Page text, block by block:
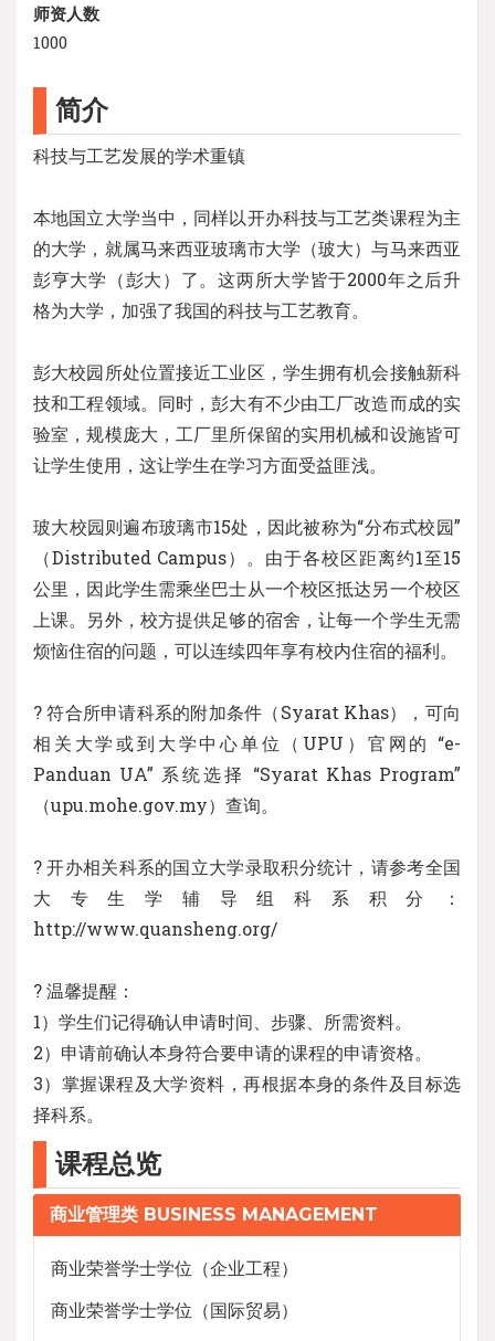
师资人数
1000
简介
科技与工艺发展的学术重镇
本地国立大学当中，同样以开办科技与工艺类课程为主
的大学，就属马来西亚玻璃市大学（玻大）与马来西亚
彭亨大学（彭大）了。这两所大学皆于2000年之后升
格为大学，加强了我国的科技与工艺教育。
彭大校园所处位置接近工业区，学生拥有机会接触新科
技和工程领域。同时，彭大有不少由工厂改造而成的实
验室，规模庞大，工厂里所保留的实用机械和设施皆可
让学生使用，这让学生在学习方面受益匪浅。
玻大校园则遍布玻璃市15处，因此被称为“分布式校园”
（Distributed Campus）。由于各校区距离约1至15
公里，因此学生需乘坐巴士从一个校区抵达另一个校区
上课。另外，校方提供足够的宿舍，让每一个学生无需
烦恼住宿的问题，可以连续四年享有校内住宿的福利。
? 符合所申请科系的附加条件（Syarat Khas），可向
相关大学或到大学中心单位（UPU）官网的 “e-
Panduan UA” 系统选择 “Syarat Khas Program”
（upu.mohe.gov.my）查询。
? 开办相关科系的国立大学录取积分统计，请参考全国
大专生学辅导组科系积分：
http://www.quansheng.org/
? 温馨提醒：
1）学生们记得确认申请时间、步骤、所需资料。
2）申请前确认本身符合要申请的课程的申请资格。
3）掌握课程及大学资料，再根据本身的条件及目标选
择科系。
课程总览
商业管理类 BUSINESS MANAGEMENT
商业荣誉学士学位（企业工程）
商业荣誉学士学位（国际贸易）